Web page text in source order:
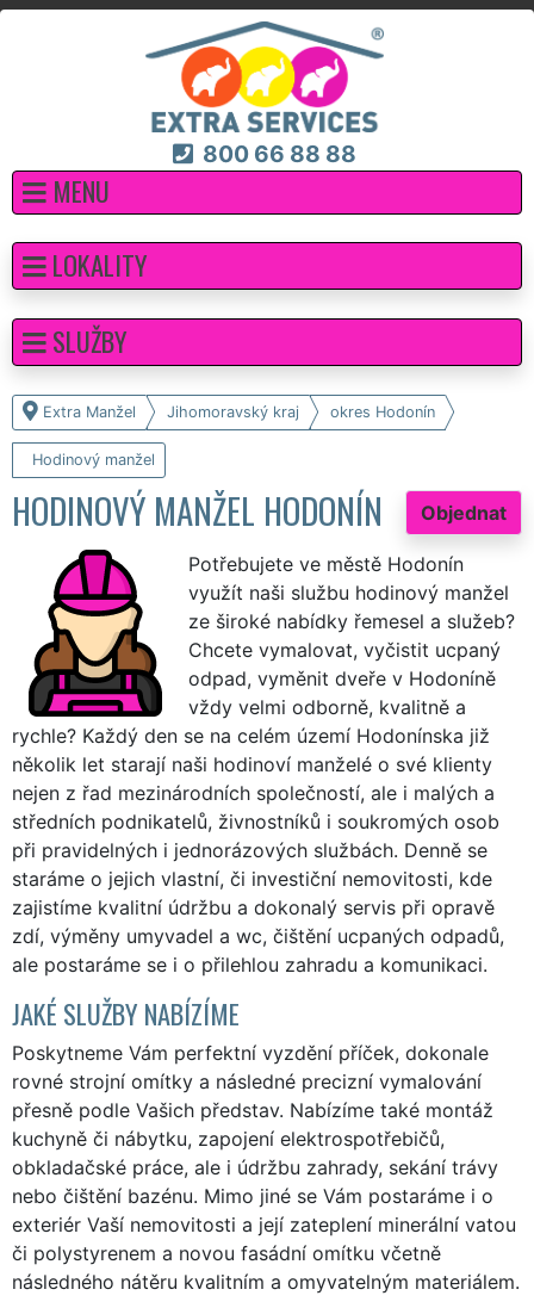
800 66 88 88
MENU
Extra Manžel Jihomoravský kraj okres Hodonín
Hodinový manžel
Objednat
HODINOVÝ MANŽEL HODONÍN
Potřebujete ve městě Hodonín
využít naši službu hodinový manžel
ze široké nabídky řemesel a služeb?
Chcete vymalovat, vyčistit ucpaný
odpad, vyměnit dveře v Hodoníně
vždy velmi odborně, kvalitně a
rychle? Každý den se na celém území Hodonínska již
několik let starají naši hodinoví manželé o své klienty
nejen z řad mezinárodních společností, ale i malých a
středních podnikatelů, živnostníků i soukromých osob
při pravidelných i jednorázových službách. Denně se
staráme o jejich vlastní, či investiční nemovitosti, kde
zajistíme kvalitní údržbu a dokonalý servis při opravě
zdí, výměny umyvadel a wc, čištění ucpaných odpadů,
ale postaráme se i o přilehlou zahradu a komunikaci.
JAKÉ SLUŽBY NABÍZÍME
Poskytneme Vám perfektní vyzdění příček, dokonale
rovné strojní omítky a následné precizní vymalování
přesně podle Vašich představ. Nabízíme také montáž
kuchyně či nábytku, zapojení elektrospotřebičů,
obkladačské práce, ale i údržbu zahrady, sekání trávy
nebo čištění bazénu. Mimo jiné se Vám postaráme i o
exteriér Vaší nemovitosti a její zateplení minerální vatou
či polystyrenem a novou fasádní omítku včetně
následného nátěru kvalitním a omyvatelným materiálem.
LOKALITY
SLUŽBY